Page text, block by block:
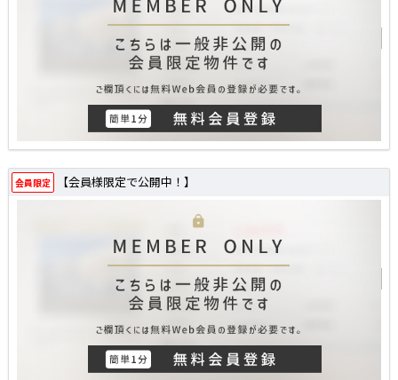
会員限定 【会員様限定で公開中！】